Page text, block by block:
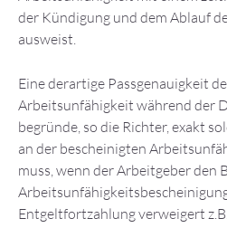
der Kündigung und dem Ablauf
ausweist.
Eine derartige Passgenauigkeit
Arbeitsunfähigkeit während der
begründe, so die Richter, exakt
an der bescheinigten
muss, wenn der Arbeitgeber den
Entgeltfortzahlung verweigert